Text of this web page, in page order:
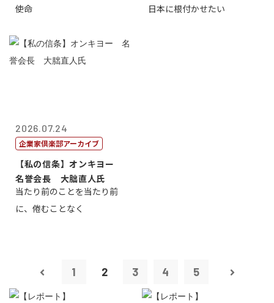
使命
日本に根付かせたい
2026.07.24
企業家倶楽部アーカイブ
【私の信条】オンキヨー
名誉会長 大朏直人氏
当たり前のことを当たり前
に、倦むことなく
1 2 3 4 5